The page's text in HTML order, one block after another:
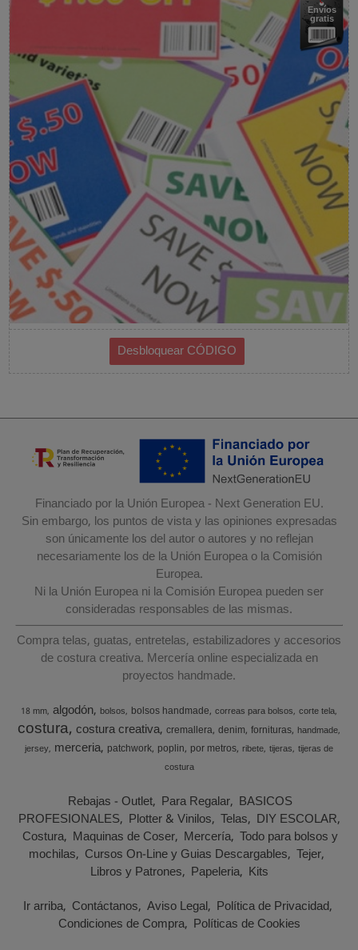
Envíos
gratis
Financiado por la Unión Europea - Next Generation EU.
Sin embargo, los puntos de vista y las opiniones expresadas
son únicamente los del autor o autores y no reflejan
necesariamente los de la Unión Europea o la Comisión
Europea.
Ni la Unión Europea ni la Comisión Europea pueden ser
consideradas responsables de las mismas.
Compra telas, guatas, entretelas, estabilizadores y accesorios
de costura creativa. Mercería online especializada en
proyectos handmade.
18 mm algodón bolsos bolsos handmade correas para bolsos corte tela
costura costura creativa cremallera denim fornituras handmade
jersey merceria patchwork poplin por metros ribete tijeras tijeras de
costura
Rebajas - Outlet Para Regalar BASICOS
PROFESIONALES Plotter & Vinilos Telas DIY ESCOLAR
Costura Maquinas de Coser Mercería Todo para bolsos y
mochilas Cursos On-Line y Guias Descargables Tejer
Libros y Patrones Papeleria Kits
Ir arriba Contáctanos Aviso Legal Política de Privacidad
Condiciones de Compra Políticas de Cookies